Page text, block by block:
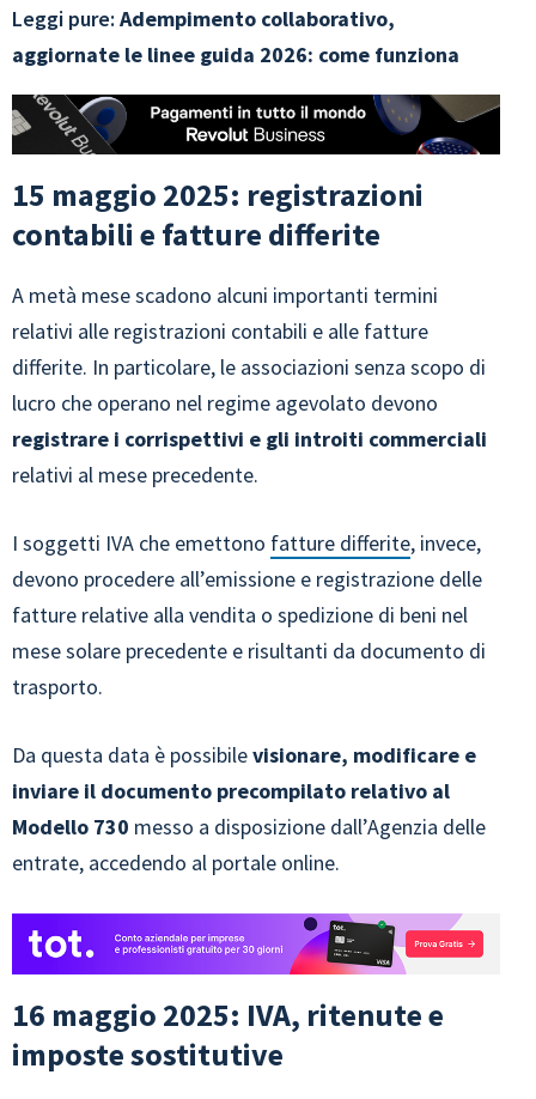
Leggi pure: Adempimento collaborativo,
aggiornate le linee guida 2026: come funziona
15 maggio 2025: registrazioni
contabili e fatture differite
A metà mese scadono alcuni importanti termini
relativi alle registrazioni contabili e alle fatture
differite. In particolare, le associazioni senza scopo di
lucro che operano nel regime agevolato devono
registrare i corrispettivi e gli introiti commerciali
relativi al mese precedente.
I soggetti IVA che emettono fatture differite, invece,
devono procedere all’emissione e registrazione delle
fatture relative alla vendita o spedizione di beni nel
mese solare precedente e risultanti da documento di
trasporto.
Da questa data è possibilevisionare, modificare e
inviare il documento precompilato relativo al
Modello 730 messo a disposizione dall’Agenzia delle
entrate, accedendo al portale online.
16 maggio 2025: IVA, ritenute e
imposte sostitutive